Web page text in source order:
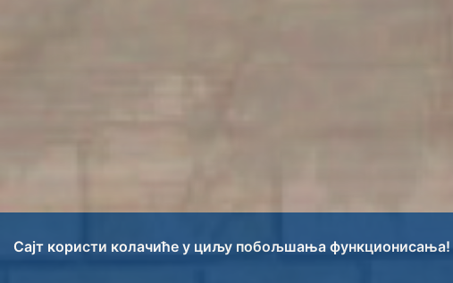
Сајт користи колачиће у циљу побољшања функционисања!